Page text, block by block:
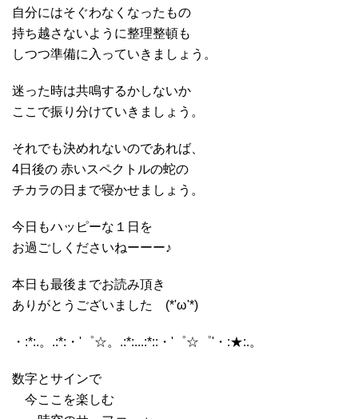
自分にはそぐわなくなったもの
持ち越さないように整理整頓も
しつつ準備に入っていきましょう。
迷った時は共鳴するかしないか
ここで振り分けていきましょう。
それでも決めれないのであれば、
4日後の 赤いスペクトルの蛇の
チカラの日まで寝かせましょう。
今日もハッピーな１日を
お過ごしくださいねーーー♪
本日も最後までお読み頂き
ありがとうございました (*'ω'*)
・:*:.。.:*:・'゜☆。.:*:...:*::・'゜☆゜'・:★:.。
数字とサインで
今ここを楽しむ